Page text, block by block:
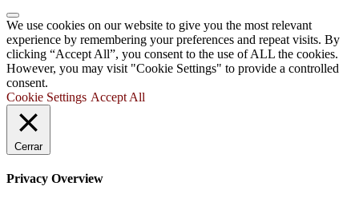
We use cookies on our website to give you the most relevant
experience by remembering your preferences and repeat visits. By
clicking “Accept All”, you consent to the use of ALL the cookies.
However, you may visit "Cookie Settings" to provide a controlled
consent.
Cookie Settings Accept All
Cerrar
Privacy Overview